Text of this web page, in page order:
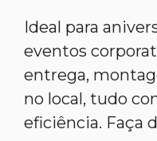
Ideal para
eventos
entrega,
no local, tudo
eficiência. Faça